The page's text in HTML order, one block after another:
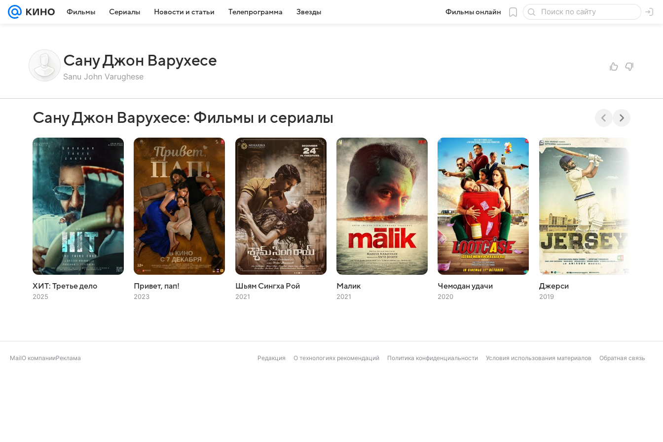
Фильмы Сериалы Новости и статьи Телепрограмма Звезды Фильмы онлайн
Сану Джон Варухесе
Sanu John Varughese
Сану Джон Варухесе: Фильмы и сериалы
ХИТ: Третье дело
2025
Привет, пап!
2023
Шьям Сингха Рой
2021
Малик
2021
Чемодан удачи
2020
Джерси
2019
MailО компанииРеклама Редакция О технологиях рекомендаций Политика конфиденциальности Условия использования материалов Обратная связь